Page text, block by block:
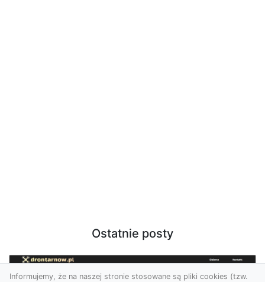
Ostatnie posty
Informujemy, że na naszej stronie stosowane są pliki cookies (tzw.